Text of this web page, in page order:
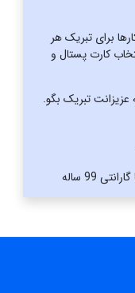
برای تبریک هر
کارت پستال و
عزیزانت تبریک بگو.
99 ساله